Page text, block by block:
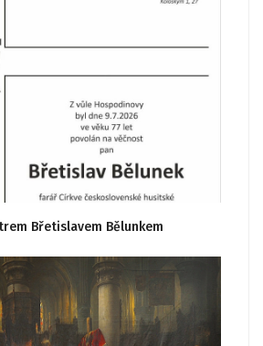
Břetislavem Bělunkem